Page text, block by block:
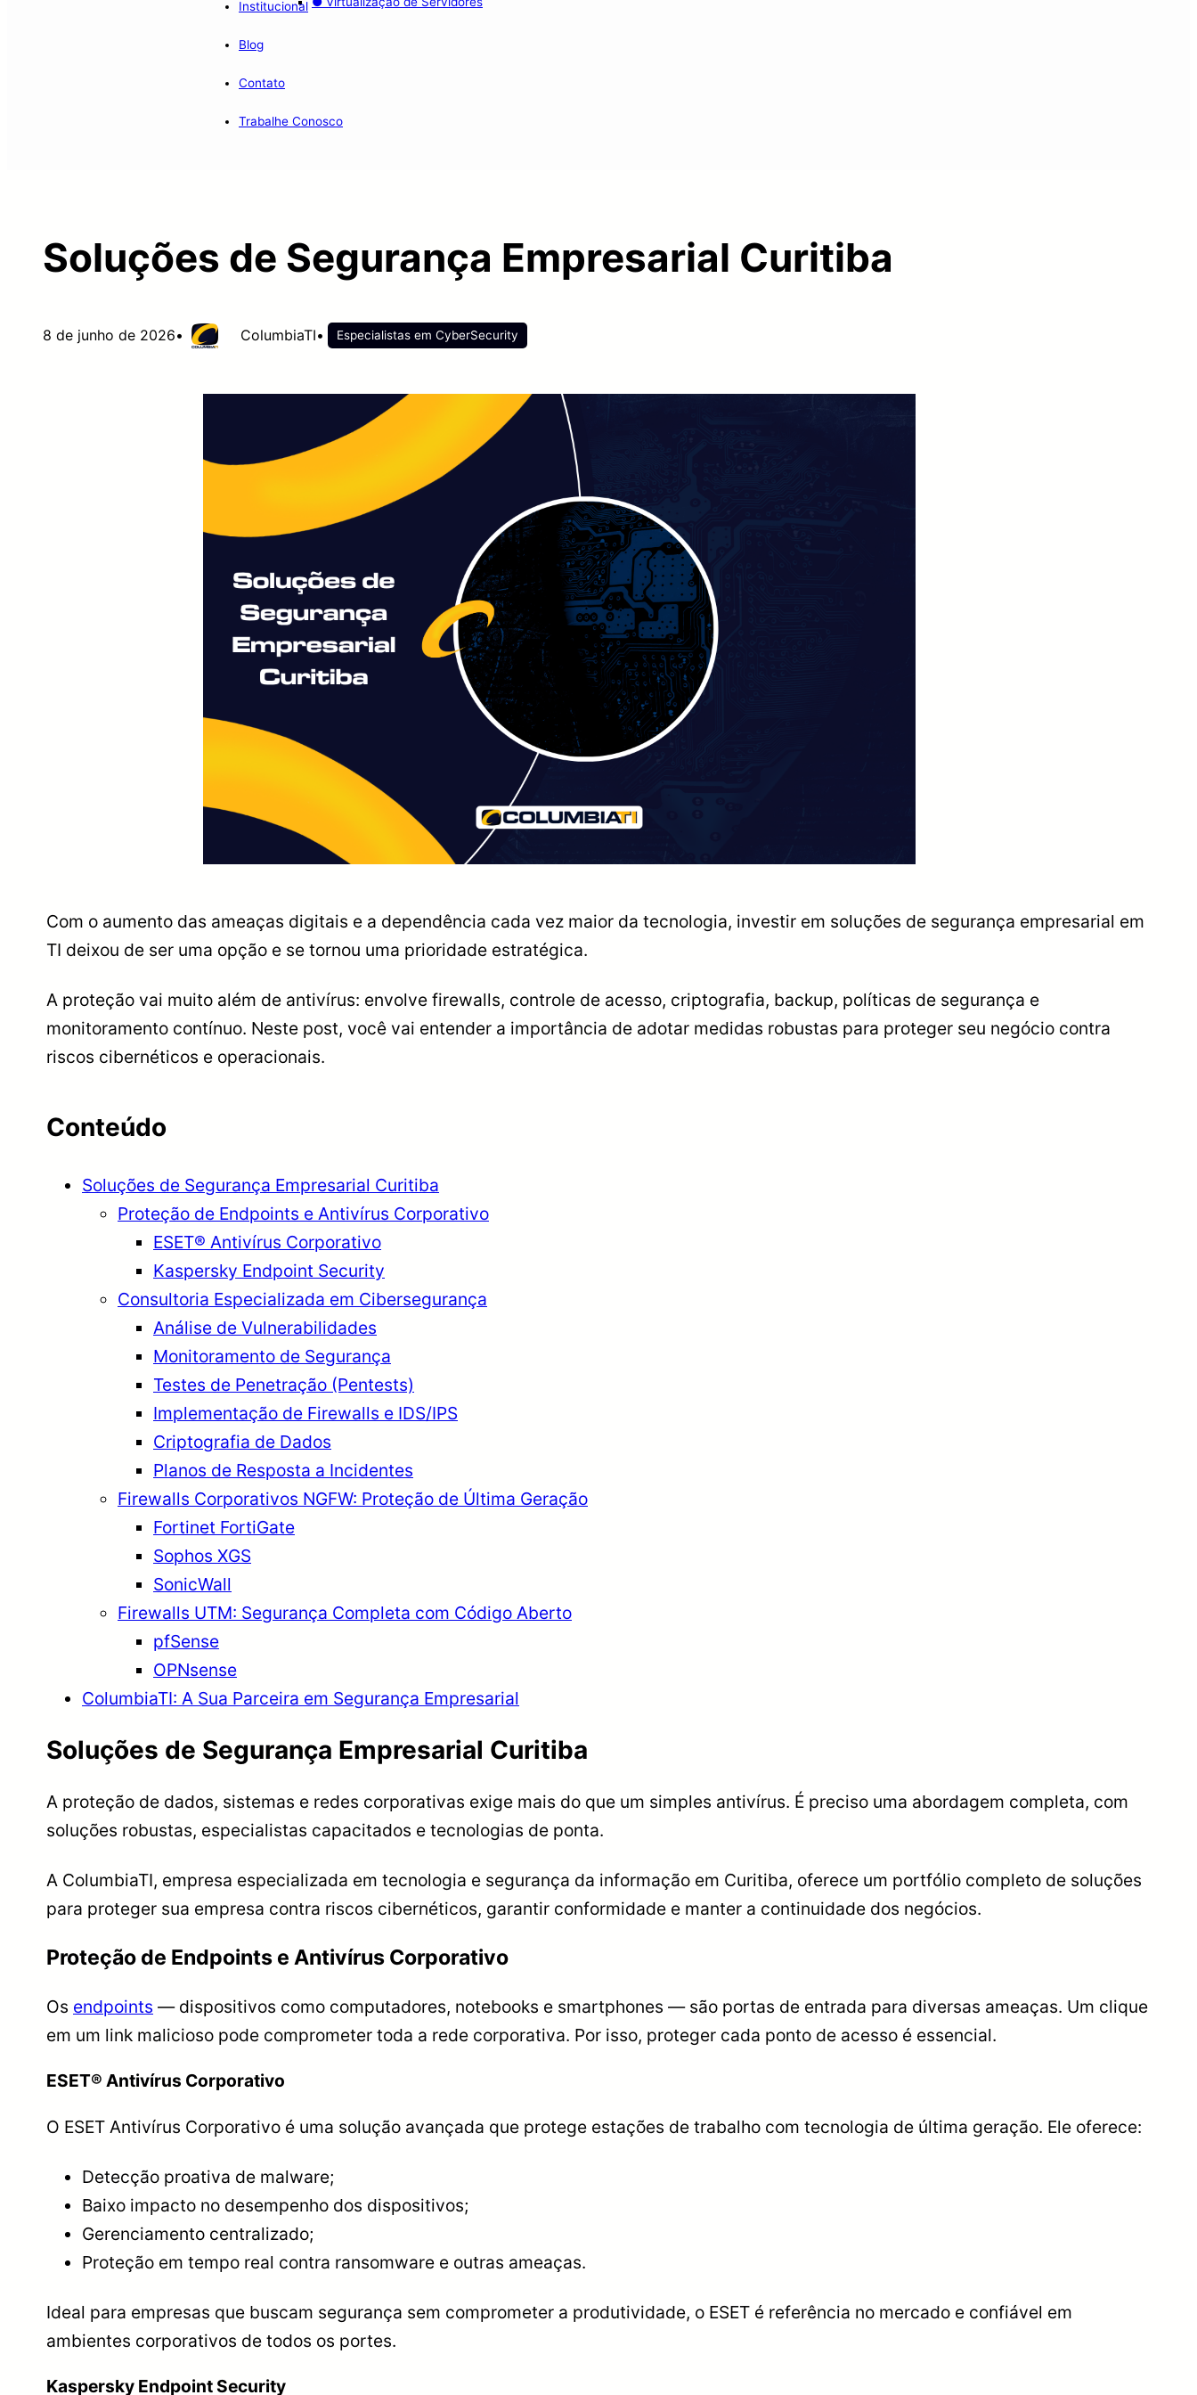
Institucional
Blog
Contato
Trabalhe Conosco
Soluções de Segurança Empresarial Curitiba
8 de junho de 2026• ColumbiaTI• Especialistas em CyberSecurity
Com o aumento das ameaças digitais e a dependência cada vez maior da tecnologia, investir em soluções de segurança empresarial em
TI deixou de ser uma opção e se tornou uma prioridade estratégica.
A proteção vai muito além de antivírus: envolve firewalls, controle de acesso, criptografia, backup, políticas de segurança e
monitoramento contínuo. Neste post, você vai entender a importância de adotar medidas robustas para proteger seu negócio contra
riscos cibernéticos e operacionais.
Conteúdo
Soluções de Segurança Empresarial Curitiba
Proteção de Endpoints e Antivírus Corporativo
ESET® Antivírus Corporativo
Kaspersky Endpoint Security
Consultoria Especializada em Cibersegurança
Análise de Vulnerabilidades
Monitoramento de Segurança
Testes de Penetração (Pentests)
Implementação de Firewalls e IDS/IPS
Criptografia de Dados
Planos de Resposta a Incidentes
Firewalls Corporativos NGFW: Proteção de Última Geração
Fortinet FortiGate
Sophos XGS
SonicWall
Firewalls UTM: Segurança Completa com Código Aberto
pfSense
OPNsense
ColumbiaTI: A Sua Parceira em Segurança Empresarial
Soluções de Segurança Empresarial Curitiba
A proteção de dados, sistemas e redes corporativas exige mais do que um simples antivírus. É preciso uma abordagem completa, com
soluções robustas, especialistas capacitados e tecnologias de ponta.
A ColumbiaTI, empresa especializada em tecnologia e segurança da informação em Curitiba, oferece um portfólio completo de soluções
para proteger sua empresa contra riscos cibernéticos, garantir conformidade e manter a continuidade dos negócios.
Proteção de Endpoints e Antivírus Corporativo
Os endpoints — dispositivos como computadores, notebooks e smartphones — são portas de entrada para diversas ameaças. Um clique
em um link malicioso pode comprometer toda a rede corporativa. Por isso, proteger cada ponto de acesso é essencial.
ESET® Antivírus Corporativo
O ESET Antivírus Corporativo é uma solução avançada que protege estações de trabalho com tecnologia de última geração. Ele oferece:
Detecção proativa de malware;
Baixo impacto no desempenho dos dispositivos;
Gerenciamento centralizado;
Proteção em tempo real contra ransomware e outras ameaças.
Ideal para empresas que buscam segurança sem comprometer a produtividade, o ESET é referência no mercado e confiável em
ambientes corporativos de todos os portes.
Kaspersky Endpoint Security